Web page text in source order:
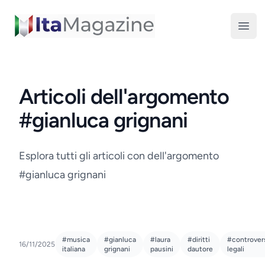
ItaMagazine
Articoli dell'argomento
#gianluca grignani
Esplora tutti gli articoli con dell'argomento
#gianluca grignani
16/11/2025
#musica
italiana
#gianluca
grignani
#laura
pausini
#diritti
dautore
legali